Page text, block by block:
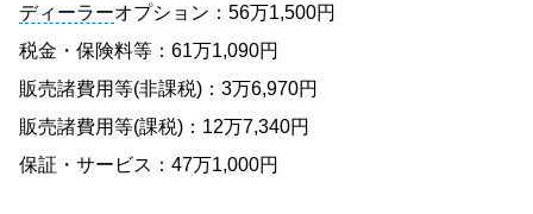
ディーラーオプション：56万1,500円
税金・保険料等：61万1,090円
販売諸費用等(非課税)：3万6,970円
販売諸費用等(課税)：12万7,340円
保証・サービス：47万1,000円